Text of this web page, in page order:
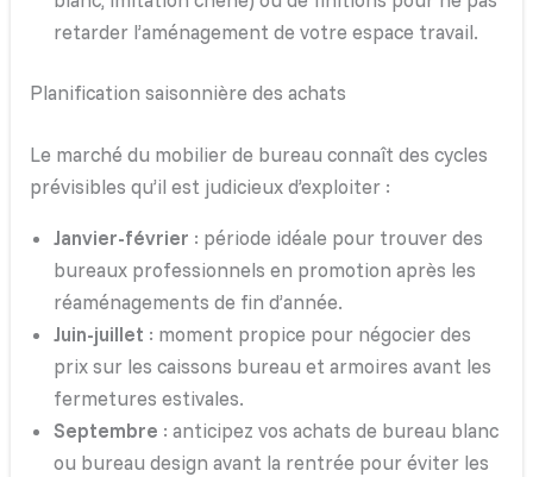
retarder l’aménagement de votre espace travail.
Planification saisonnière des achats
Le marché du mobilier de bureau connaît des cycles
prévisibles qu’il est judicieux d’exploiter :
Janvier-février : période idéale pour trouver des
bureaux professionnels en promotion après les
réaménagements de fin d’année.
Juin-juillet : moment propice pour négocier des
prix sur les caissons bureau et armoires avant les
fermetures estivales.
Septembre : anticipez vos achats de bureau blanc
ou bureau design avant la rentrée pour éviter les